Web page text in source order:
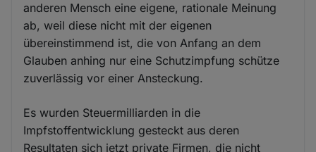
anderen Mensch eine eigene, rationale Meinung
ab, weil diese nicht mit der eigenen
übereinstimmend ist, die von Anfang an dem
Glauben anhing nur eine Schutzimpfung schütze
zuverlässig vor einer Ansteckung.
Es wurden Steuermilliarden in die
Impfstoffentwicklung gesteckt aus deren
Resultaten sich jetzt private Firmen, die nicht